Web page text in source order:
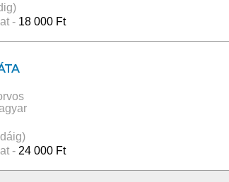
- 18 000 Ft
- 24 000 Ft